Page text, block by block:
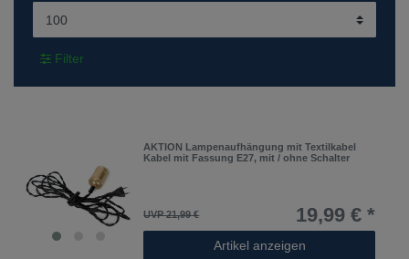
Filter
AKTION Lampenaufhängung mit Textilkabel
Kabel mit Fassung E27, mit / ohne Schalter
UVP 21,99 € 19,99 € *
Artikel anzeigen